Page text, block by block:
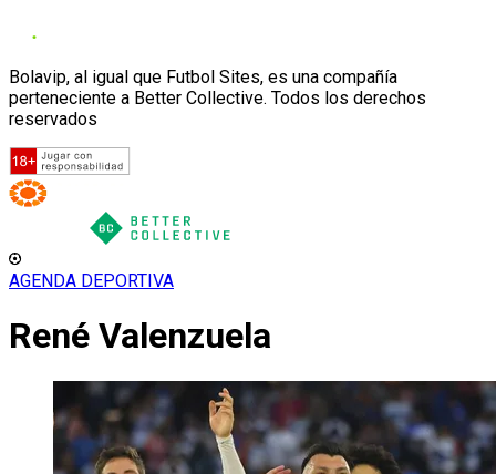
Bolavip, al igual que Futbol Sites, es una compañía
perteneciente a Better Collective. Todos los derechos
reservados
AGENDA DEPORTIVA
René Valenzuela